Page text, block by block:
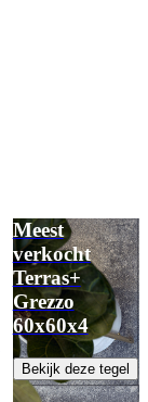
Meest
verkocht
Terras+
Grezzo
60x60x4
Bekijk deze tegel